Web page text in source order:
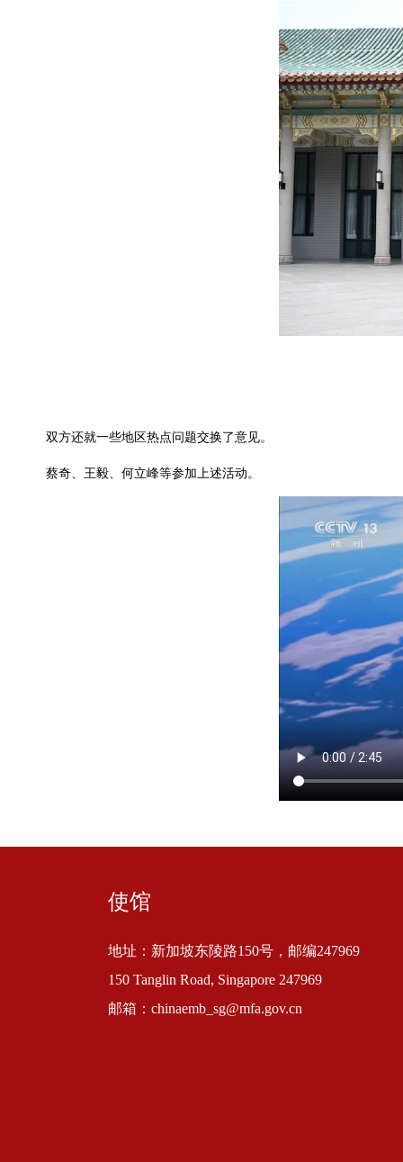
双方还就一些地区热点问题交换了意见。
蔡奇、王毅、何立峰等参加上述活动。
使馆
地址：新加坡东陵路150号，邮编247969
150 Tanglin Road, Singapore 247969
邮箱：chinaemb_sg@mfa.gov.cn